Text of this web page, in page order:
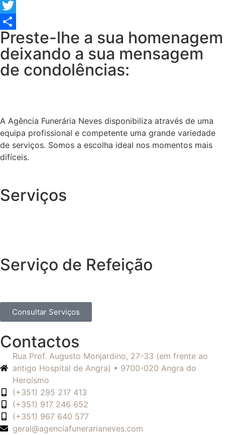
Facebook
Twitter
Share
Preste-lhe a sua homenagem
deixando a sua mensagem
de condolências:
A Agência Funerária Neves disponibiliza através de uma
equipa profissional e competente uma grande variedade
de serviços. Somos a escolha ideal nos momentos mais
difíceis.
Serviços
Serviço de Refeição
Consultar Serviços
Contactos
Rua Prof. Augusto Monjardino, 27-33 (em frente ao
antigo Hospital de Angra) • 9700-020 Angra do
Heroísmo
(+351) 295 217 413
(+351) 917 246 652
(+351) 967 640 577
geral@agenciafunerarianeves.com